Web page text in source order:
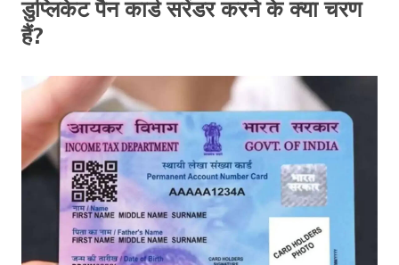
डुप्लिकेट पैन कार्ड सरेंडर करने के क्या चरण
हैं?